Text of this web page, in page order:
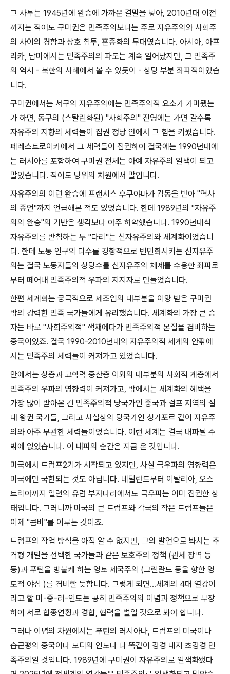
그 사투는 1945년에 완승에 가까운 결말을 낳아, 2010년대 이전
까지는 적어도 구미권은 민족주의보다는 주로 자유주의와 사회주
의 사이의 경합과 상호 침투, 혼종화의 무대였습니다. 아시아, 아프
리카, 남미에서는 민족주의의 파도는 계속 일어났지만, 그 민족주
의 역시 - 북한의 사례에서 볼 수 있듯이 - 상당 부분 좌파적이었습
니다.
구미권에서는 서구의 자유주의에는 민족주의적 요소가 가미됐는
가 하면, 동구의 (스탈린화된) "사회주의 " 진영에는 가면 갈수록
자유주의 지향의 세력들이 집권 정당 안에서 그 힘을 키웠습니다.
페레스트로이카에서 그 세력들이 집권하여 결국에는 1990년대에
는 러시아를 포함하여 구미권 전체는 아예 자유주의 일색이 되고
말았습니다. 적어도 당위의 차원에서 말입니다.
자유주의의 이런 완승에 프랜시스 후쿠야마가 감동을 받아 "역사
의 종언"까지 언급해본 적도 있었습니다. 한데 1989년의 "자유주
의의 완승"의 기반은 생각보다 아주 허약했습니다. 1990년대식
자유주의를 받침하는 두 "다리 "는 신자유주의와 세계화이었습니
다. 한데 노동 인구의 다수를 경향적으로 빈민화시키는 신자유주
의는 결국 노동자들의 상당수를 신자유주의 체제를 수용한 좌파로
부터 떼어내 민족주의적 우파의 지지자로 만들었습니다.
한편 세계화는 궁극적으로 제조업의 대부분을 이양 받은 구미권
밖의 강력한 민족 국가들에게 유리했습니다. 세계화의 가장 큰 승
자는 바로 "사회주의적" 색채에다가 민족주의적 본질을 겸비하는
중국이었죠. 결국 1990-2010년대의 자유주의적 세계의 안팎에
서는 민족주의 세력들이 커져가고 있었습니다.
안에서는 상층과 고학력 중산층 이외의 대부분의 사회적 계층에서
민족주의 우파의 영향력이 커져가고, 밖에서는 세계화의 혜택을
가장 많이 받아온 건 민족주의적 당국가인 중국과 걸프 지역의 절
대 왕권 국가들, 그리고 사실상의 당국가인 싱가포르 같이 자유주
의와 아주 무관한 세력들이었습니다. 이런 세계는 결국 내파될 수
밖에 없었습니다. 이 내파의 순간은 지금 온 것입니다.
미국에서 트럼프2기가 시작되고 있지만, 사실 극우파의 영향력은
미국에만 국한되는 것도 아닙니다. 네덜란드부터 이탈리아, 오스
트리아까지 일련의 유럽 부자나라에서도 극우파는 이미 집권한 상
태입니다. 그러니까 미국의 큰 트럼프와 각국의 작은 트럼프들은
이제 "콤비 "를 이루는 것이죠.
트럼프의 작업 방식을 아직 알 수 없지만, 그의 발언으로 봐서는 추
격형 개발을 선택한 국가들과 같은 보호주의 정책 (관세 장벽 등
등)과 푸틴을 방불케 하는 영토 제국주의 (그린란드 등을 향한 영
토적 야심 )를 겸비할 듯합니다. 그렇게 되면...세계의 4대 열강이
라고 할 미 -중-러-인도는 공히 민족주의의 이념과 정책으로 무장
하여 서로 합종연횡과 경합, 협력을 벌일 것으로 봐야 합니다.
그러나 이념의 차원에서는 푸틴의 러시아나, 트럼프의 미국이나
습근평의 중국이나 모디의 인도나 다 똑같이 강경 내지 초강경 민
족주의일 것입니다. 1989년에 구미권이 자유주의로 일색화됐다